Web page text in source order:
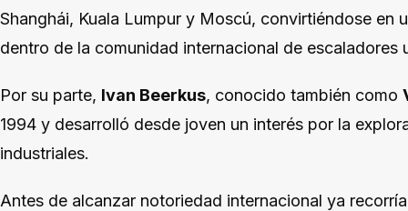
Shanghái, Kuala Lumpur y Moscú, convirtiéndose en
dentro de la comunidad internacional de escaladores
Por su parte, Ivan Beerkus, conocido también como
1994 y desarrolló desde joven un interés por la
industriales.
Antes de alcanzar notoriedad internacional ya